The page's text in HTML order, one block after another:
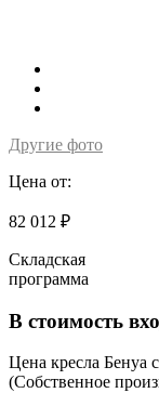
Другие фото
Цена от:
82 012 ₽
Складская
программа
В стоимость
Цена кресла Бенуа
(Собственное